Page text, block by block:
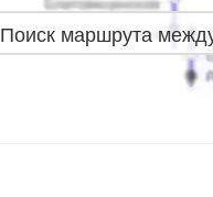
Поиск маршрута